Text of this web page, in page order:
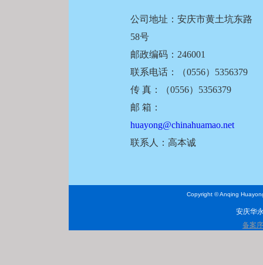
公司地址：安庆市黄土坑东路
58号
邮政编码：246001
联系电话：（0556）5356379
传 真：（0556）5356379
邮 箱：
huayong@chinahuamao.net
联系人：高本诚
Copyright © Anqing
安庆华
备案